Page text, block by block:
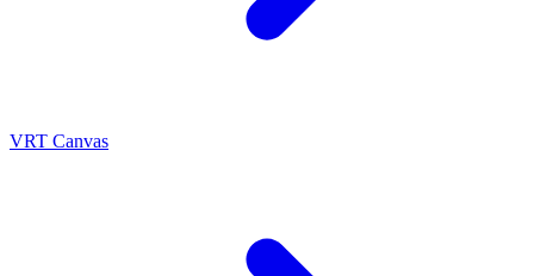
VRT Canvas